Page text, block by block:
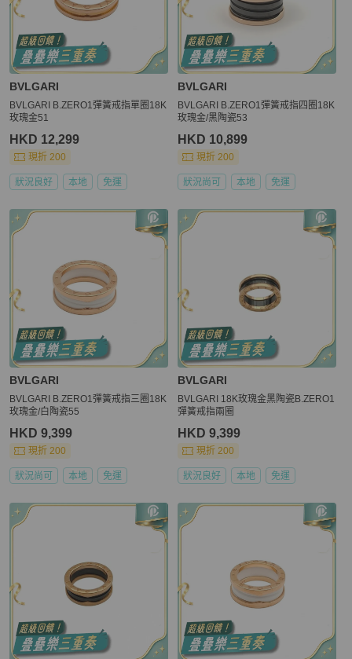
BVLGARI
BVLGARI B.ZERO1彈簧戒指單圈18K
玫瑰金51
HKD 12,299
現折 200
狀況良好 本地 免運
BVLGARI
BVLGARI B.ZERO1彈簧戒指四圈18K
玫瑰金/黑陶瓷53
HKD 10,899
現折 200
狀況尚可 本地 免運
BVLGARI
BVLGARI B.ZERO1彈簧戒指三圈18K
玫瑰金/白陶瓷55
HKD 9,399
現折 200
狀況尚可 本地 免運
BVLGARI
BVLGARI 18K玫瑰金黑陶瓷B.ZERO1
彈簧戒指兩圈
HKD 9,399
現折 200
狀況良好 本地 免運